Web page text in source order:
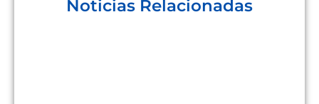
Noticias Relacionadas